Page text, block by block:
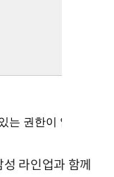
라인업과 함께